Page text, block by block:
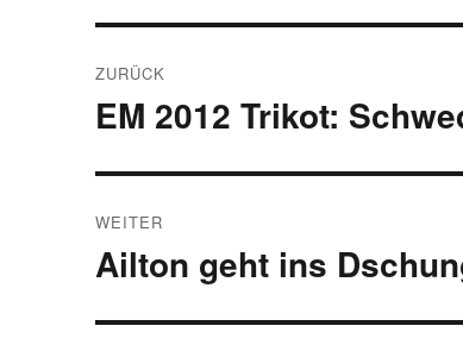
ZURÜCK
Vorheriger
EM 2012 Trikot:
WEITER
Nächster
Ailton geht ins